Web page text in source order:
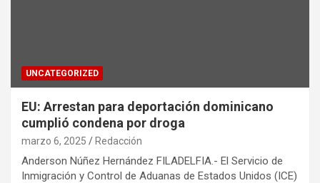
UNCATEGORIZED
EU: Arrestan para deportación dominicano
cumplió condena por droga
marzo 6, 2025 Redacción
Anderson Núñez Hernández FILADELFIA.- El Servicio de
Inmigración y Control de Aduanas de Estados Unidos (ICE)